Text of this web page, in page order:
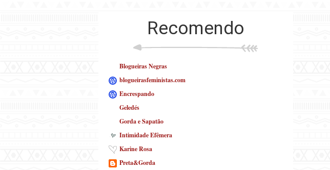
Recomendo
Blogueiras Negras
blogueirasfeministas.com
Encrespando
Geledés
Gorda e Sapatão
Intimidade Efêmera
Karine Rosa
Preta&Gorda